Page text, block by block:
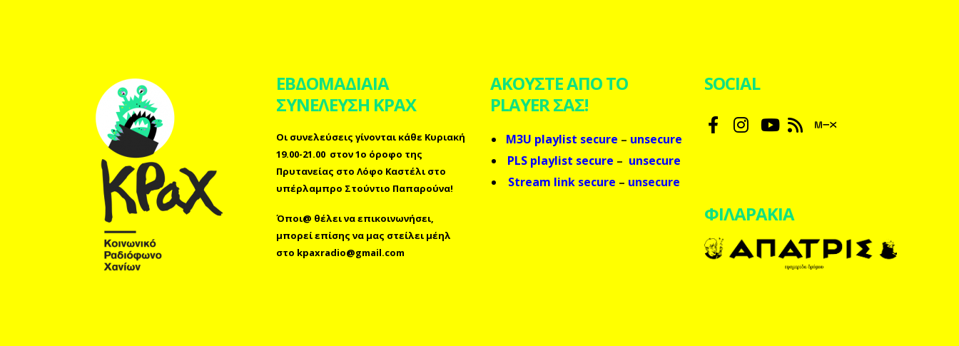
ΕΒΔΟΜΑΔΙΑΙΑ
ΣΥΝΕΛΕΥΣΗ ΚΡΑΧ
Οι συνελεύσεις γίνονται κάθε Κυριακή
19.00-21.00 στον 1ο όροφο της
Πρυτανείας στο Λόφο Καστέλι στο
υπέρλαμπρο Στούντιο Παπαρούνα!
Όποι@ θέλει να επικοινωνήσει,
μπορεί επίσης να μας στείλει μέηλ
στο kpaxradio@gmail.com
ΑΚΟΥΣΤΕ ΑΠΟ ΤΟ
PLAYER ΣΑΣ!
M3U playlist secure – unsecure
PLS playlist secure – unsecure
Stream link secure – unsecure
SOCIAL
ΦΙΛΑΡΑΚΙΑ